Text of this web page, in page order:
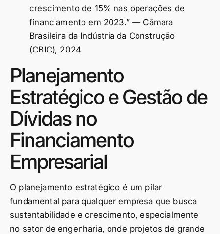
crescimento de 15% nas operações de
financiamento em 2023.” — Câmara
Brasileira da Indústria da Construção
(CBIC), 2024
Planejamento
Estratégico e Gestão de
Dívidas no
Financiamento
Empresarial
O planejamento estratégico é um pilar
fundamental para qualquer empresa que busca
sustentabilidade e crescimento, especialmente
no setor de engenharia, onde projetos de grande